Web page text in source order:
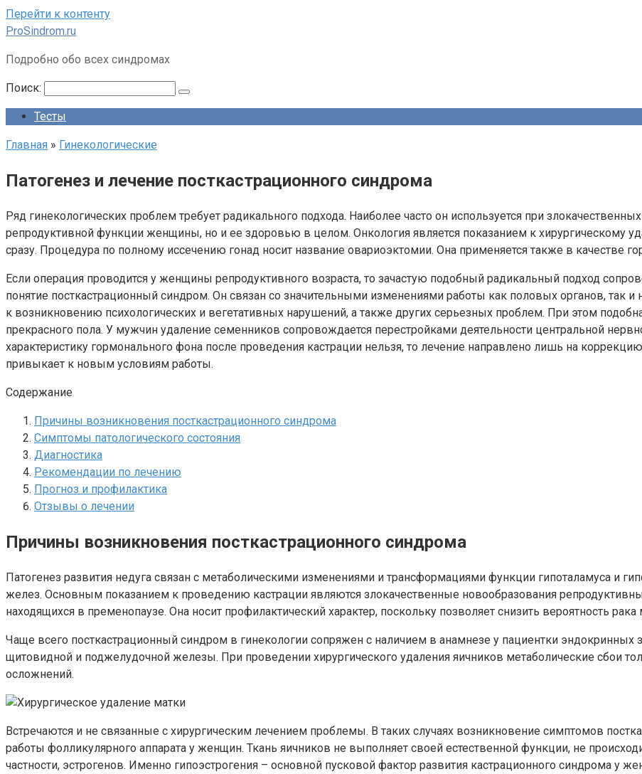
Перейти к контенту
ProSindrom.ru
Подробно обо всех синдромах
Поиск:
Тесты
Главная » Гинекологические
Патогенез и лечение посткастрационного синдрома
Ряд гинекологических проблем требует радикального подхода. Наиболее часто он используется при
репродуктивной функции женщины, но и ее здоровью в целом. Онкология является показанием к хирургическому
сразу. Процедура по полному иссечению гонад носит название овариоэктомии. Она применяется также в качестве
Если операция проводится у женщины репродуктивного возраста, то зачастую подобный радикальный подход
понятие посткастрационный синдром. Он связан со значительными изменениями работы как половых органов, так
к возникновению психологических и вегетативных нарушений, а также других серьезных проблем. При этом
прекрасного пола. У мужчин удаление семенников сопровождается перестройками деятельности центральной
характеристику гормонального фона после проведения кастрации нельзя, то лечение направлено лишь на
привыкает к новым условиям работы.
Содержание
Причины возникновения посткастрационного синдрома
Симптомы патологического состояния
Диагностика
Рекомендации по лечению
Прогноз и профилактика
Отзывы о лечении
Причины возникновения посткастрационного синдрома
Патогенез развития недуга связан с метаболическими изменениями и трансформациями функции гипоталамуса и
желез. Основным показанием к проведению кастрации являются злокачественные новообразования
находящихся в пременопаузе. Она носит профилактический характер, поскольку позволяет снизить вероятность
Чаще всего посткастрационный синдром в гинекологии сопряжен с наличием в анамнезе у пациентки эндокринных
щитовидной и поджелудочной железы. При проведении хирургического удаления яичников метаболические сбои
осложнений.
Встречаются и не связанные с хирургическим лечением проблемы. В таких случаях возникновение симптомов
работы фолликулярного аппарата у женщин. Ткань яичников не выполняет своей естественной функции, не
частности, эстрогенов. Именно гипоэстрогения – основной пусковой фактор развития кастрационного синдрома у